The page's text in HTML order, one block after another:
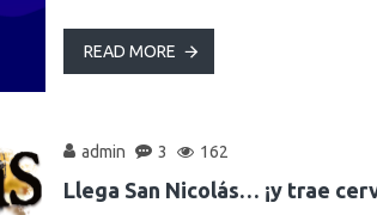
READ MORE
admin 3 162
Llega San Nicolás… ¡y trae